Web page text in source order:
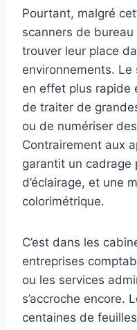
Pourtant, malgré
scanners de bureau
trouver leur place
environnements.
en effet plus rapide
de traiter de
ou de numériser
Contrairement aux
garantit un cadrage
d’éclairage, et une
colorimétrique.
C’est dans les
entreprises
ou les services
s’accroche encore.
centaines de